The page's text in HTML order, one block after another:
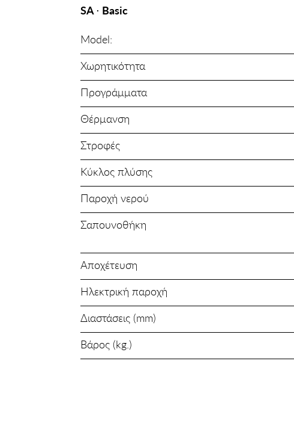
SA ⋅ Basic
Model:
Χωρητικότητα
Προγράμματα
Θέρμανση
Στροφές
Κύκλος πλύσης
Παροχή νερού
Σαπουνοθήκη
Αποχέτευση
Ηλεκτρική παροχή
Διαστάσεις (mm)
Βάρος (kg.)